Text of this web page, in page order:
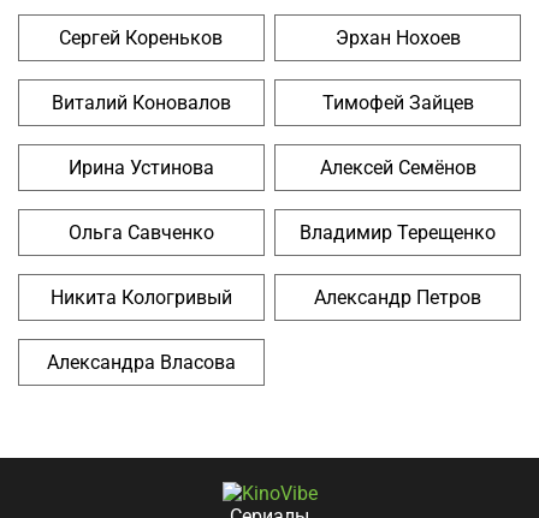
Сергей Кореньков Эрхан Нохоев
Виталий Коновалов Тимофей Зайцев
Ирина Устинова Алексей Семёнов
Ольга Савченко Владимир Терещенко
Никита Кологривый Александр Петров
Александра Власова